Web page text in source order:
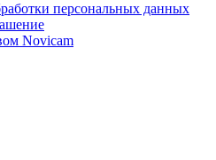
персональных данных
Novicam